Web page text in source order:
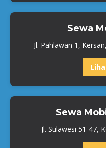
Sewa
Jl. Pahlawan 1,
Sewa
Jl. Sulawesi 51-47,